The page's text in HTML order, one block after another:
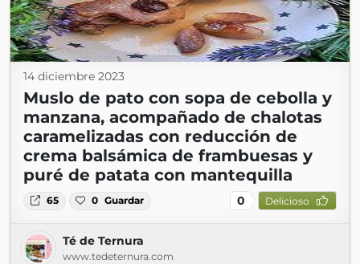
14 diciembre 2023
Muslo de pato con sopa de cebolla y
manzana, acompañado de chalotas
caramelizadas con reducción de
crema balsámica de frambuesas y
puré de patata con mantequilla
65 0 Guardar 0 Delicioso
Té de Ternura
www.tedeternura.com